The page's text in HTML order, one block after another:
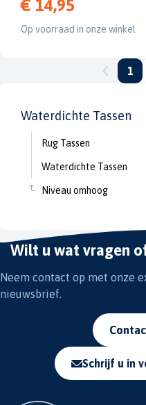
Waterdichte Tassen
Rug Tassen
Waterdichte Tassen
Niveau omhoog
€ 14,95
Op voorraad in onze winkel
1
Wilt u wat vragen
Neem contact op met onze
nieuwsbrief.
Schrijf u in